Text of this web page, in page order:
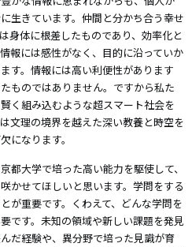
生きています。仲間と分かち合う幸せ
身体に根差したものであり、効率化と
報には感性がなく、目的に沿っていか
す。情報には高い利便性があります
ものではありません。ですから私た
く組み込むような超スマート社会を
文理の境界を越えた深い教養と時空を
になります。
都大学で培った高い能力を駆使して、
かせてほしいと思います。学問をする
が重要です。くわえて、どんな学問を
です。未知の領域や新しい課題を発見
だ経験や、異分野で培った見識が育